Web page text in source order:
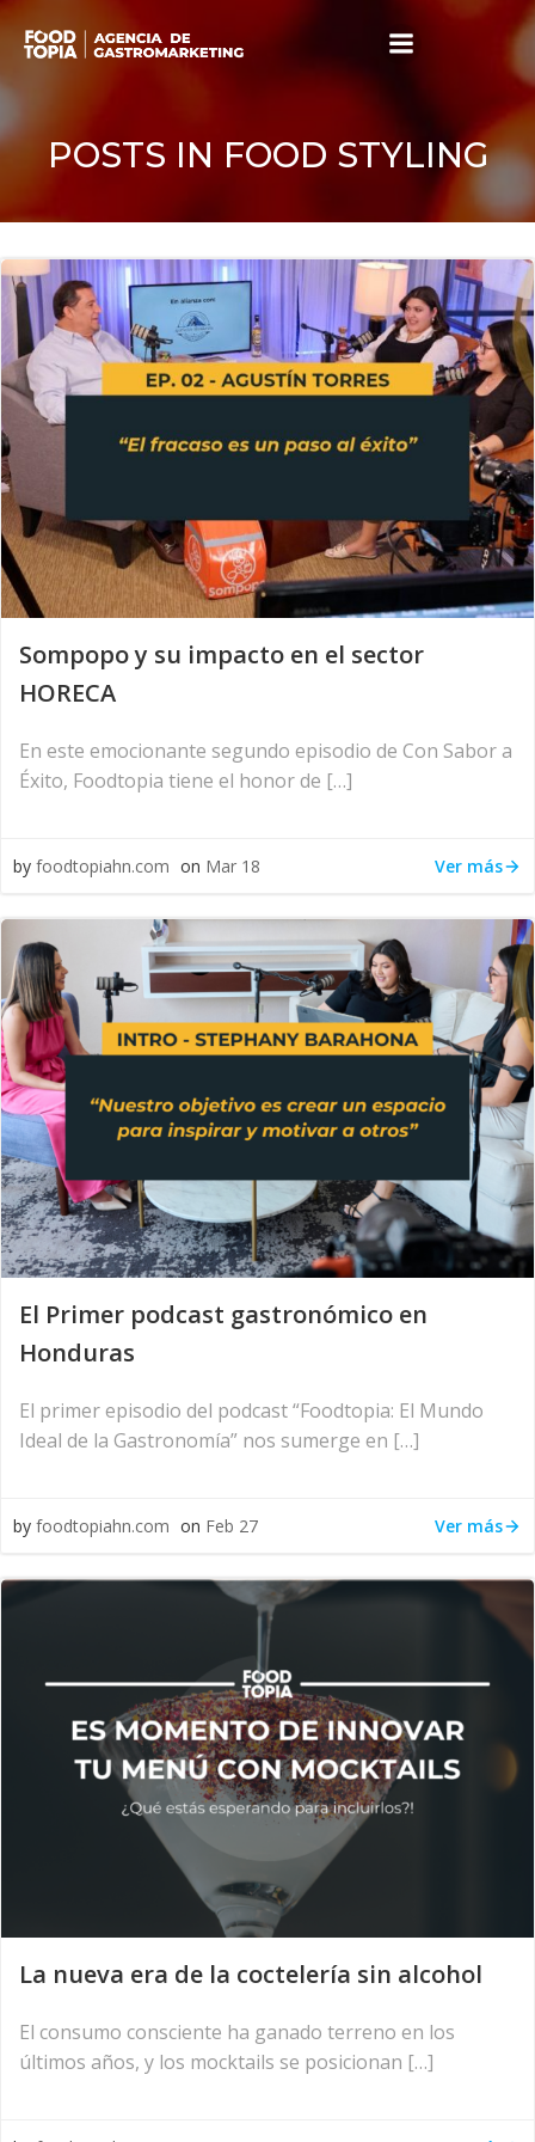
content
POSTS IN FOOD STYLING
Sompopo y su impacto en el sector
HORECA
En este emocionante segundo episodio de Con Sabor a
Éxito, Foodtopia tiene el honor de […]
by foodtopiahn.com on Mar 18 Ver más
El Primer podcast gastronómico en
Honduras
El primer episodio del podcast “Foodtopia: El Mundo
Ideal de la Gastronomía” nos sumerge en […]
by foodtopiahn.com on Feb 27 Ver más
La nueva era de la coctelería sin alcohol
El consumo consciente ha ganado terreno en los
últimos años, y los mocktails se posicionan […]